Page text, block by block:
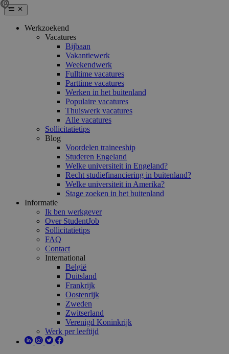
Werkzoekend
Vacatures
Bijbaan
Vakantiewerk
Weekendwerk
Fulltime vacatures
Parttime vacatures
Werken in het buitenland
Populaire vacatures
Thuiswerk vacatures
Alle vacatures
Sollicitatietips
Blog
Voordelen traineeship
Studeren Engeland
Welke universiteit in Engeland?
Recht studiefinanciering in buitenland?
Welke universiteit in Amerika?
Stage zoeken in het buitenland
Informatie
Ik ben werkgever
Over StudentJob
Sollicitatietips
FAQ
Contact
International
België
Duitsland
Frankrijk
Oostenrijk
Zweden
Zwitserland
Verenigd Koninkrijk
Werk per leeftijd